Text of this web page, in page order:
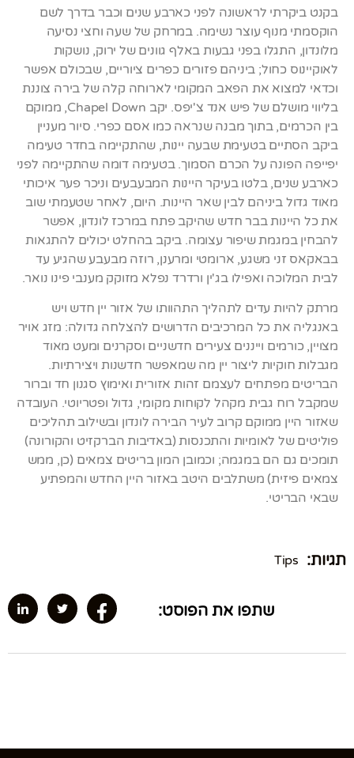
בקנט ביקרתי לראשונה לפני כארבע שנים וכבר בדרך לשם
הוקסמתי מנוף עוצר נשימה. במרחק של שעה וחצי נסיעה
מלונדון, התגלו בפני גבעות באלף גוונים של ירוק, נושקות
לאוקיינוס כחול; ביניהם פזורים כפרים ציוריים, שבכולם אפשר
וכדאי למצוא את הפאב המקומי לארוחה קלה של בירה צוננת
בליווי מושלם של פיש אנד צ'יפס. יקב Chapel Down, ממוקם
בין הכרמים, בתוך מבנה שנראה כמו אסם כפרי. סיור מעניין
ביקב הסתיים בטעימת שבעה יינות, שהתקיימה בחדר טעימה
יפייפה הפונה על הכרם הסמוך. בטעימה דומה שהתקיימה לפני
כארבע שנים, בלטו בעיקר היינות המבעבעים וניכר פער איכותי
מאוד גדול ביניהם לבין שאר היינות. היום, לאחר שטעמתי שוב
את כל היינות בבר חדש שהיקב פתח במרכז לונדון, אפשר
להבחין במגמת שיפור עצומה. ביקב בהחלט יכולים להתגאות
בבאקאס זני משגע, ארומטי ומרענן, רוזה מבעבע שהגיע עד
לבית המלוכה ואפילו בג'ין ורדרד נפלא מזוקק מענבי פינו נואר.
מרתק להיות עדים לתהליך התהוותו של אזור יין חדש ויש
באנגליה את כל המרכיבים הדרושים להצלחה גדולה: מזג אויר
מצויין, כורמים וייננים צעירים חדשניים וסקרנים ומעט מאוד
מגבלות חוקיות ליצור יין מה שמאפשר חדשנות ויצירתיות.
הבריטים מפתחים לעצמם זהות אזורית ואימוץ סגנון חד וברור
שמקבל רוח גבית מקהל לקוחות מקומי, גדול ופטריוטי. העובדה
שאזור היין ממוקם קרוב לעיר הבירה לונדון ובשילוב תהליכים
פוליטים של לאומיות והתכנסות (באדיבות הברקזיט והקורונה)
תומכים גם הם במגמה; וכמובן המון בריטים צמאים (כן, ממש
צמאים פיזית) משתלבים היטב באזור היין החדש והמפתיע
שבאי הבריטי.
תגיות: Tips
שתפו את הפוסט: